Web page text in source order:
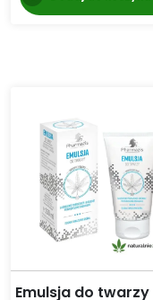
wynosiła:
wynosi:
Emulsja do twarzy